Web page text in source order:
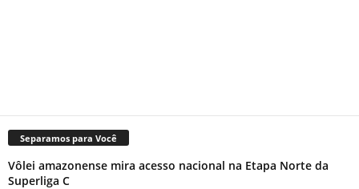
Separamos para Você
Vôlei amazonense mira acesso nacional na Etapa Norte da
Superliga C